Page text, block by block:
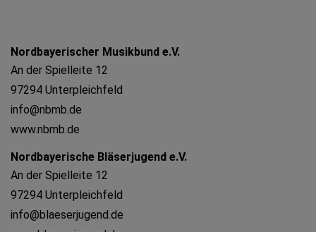
Nordbayerischer Musikbund e.V.
An der Spielleite 12
97294 Unterpleichfeld
info@nbmb.de
www.nbmb.de
Nordbayerische Bläserjugend e.V.
An der Spielleite 12
97294 Unterpleichfeld
info@blaeserjugend.de